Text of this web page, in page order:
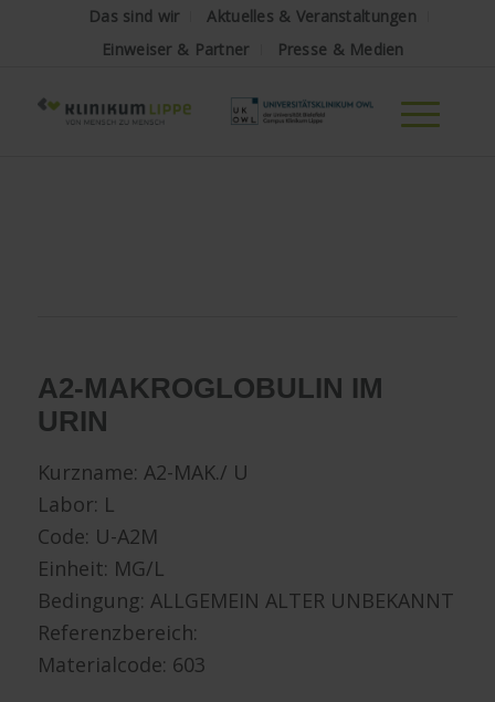
Das sind wir
Aktuelles & Veranstaltungen
Einweiser & Partner
Presse & Medien
A2-MAKROGLOBULIN IM
URIN
Kurzname: A2-MAK./ U
Labor: L
Code: U-A2M
Einheit: MG/L
Bedingung: ALLGEMEIN ALTER UNBEKANNT
Referenzbereich:
Materialcode: 603